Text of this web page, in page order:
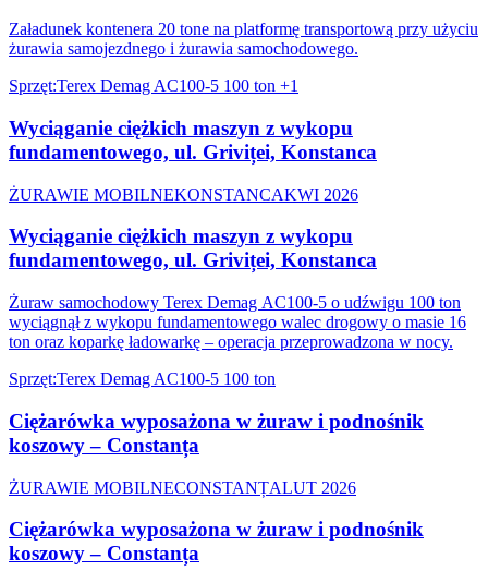
Załadunek kontenera 20 tone na platformę transportową przy użyciu
żurawia samojezdnego i żurawia samochodowego.
Sprzęt:Terex Demag AC100-5 100 ton +1
Wyciąganie ciężkich maszyn z wykopu
fundamentowego, ul. Griviței, Konstanca
ŻURAWIE MOBILNEKONSTANCAKWI 2026
Wyciąganie ciężkich maszyn z wykopu
fundamentowego, ul. Griviței, Konstanca
Żuraw samochodowy Terex Demag AC100-5 o udźwigu 100 ton
wyciągnął z wykopu fundamentowego walec drogowy o masie 16
ton oraz koparkę ładowarkę – operacja przeprowadzona w nocy.
Sprzęt:Terex Demag AC100-5 100 ton
Ciężarówka wyposażona w żuraw i podnośnik
koszowy – Constanța
ŻURAWIE MOBILNECONSTANȚALUT 2026
Ciężarówka wyposażona w żuraw i podnośnik
koszowy – Constanța